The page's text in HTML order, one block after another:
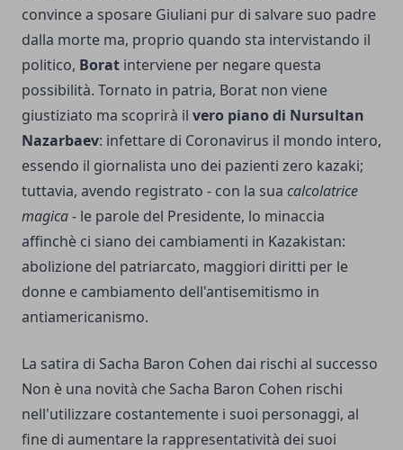
convince a sposare Giuliani pur di salvare suo padre
dalla morte ma, proprio quando sta intervistando il
politico, Borat interviene per negare questa
possibilità. Tornato in patria, Borat non viene
giustiziato ma scoprirà il vero piano di Nursultan
Nazarbaev: infettare di Coronavirus il mondo intero,
essendo il giornalista uno dei pazienti zero kazaki;
tuttavia, avendo registrato - con la sua calcolatrice
magica- le parole del Presidente, lo minaccia
affinchè ci siano dei cambiamenti in Kazakistan:
abolizione del patriarcato, maggiori diritti per le
donne e cambiamento dell'antisemitismo in
antiamericanismo.
La satira di Sacha Baron Cohen dai rischi al successo
Non è una novità che Sacha Baron Cohen rischi
nell'utilizzare costantemente i suoi personaggi, al
fine di aumentare la rappresentatività dei suoi